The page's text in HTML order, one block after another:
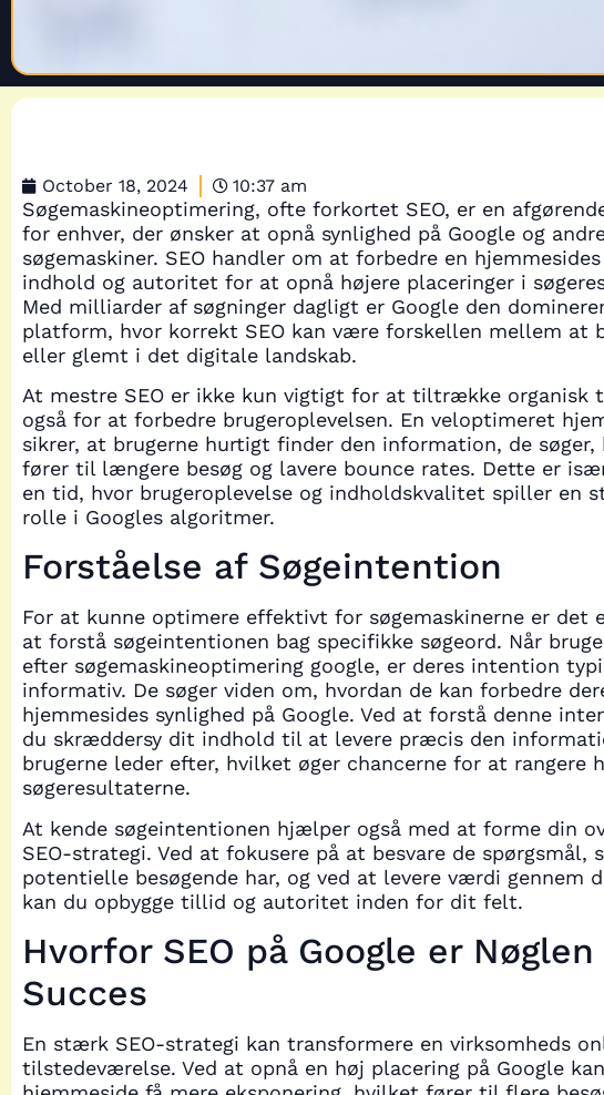
October 18, 2024 10:37 am
Søgemaskineoptimering, ofte forkortet SEO, er en
for enhver, der ønsker at opnå synlighed på Google og
søgemaskiner. SEO handler om at forbedre en
indhold og autoritet for at opnå højere placeringer i
Med milliarder af søgninger dagligt er Google den
platform, hvor korrekt SEO kan være forskellen mellem at
eller glemt i det digitale landskab.
At mestre SEO er ikke kun vigtigt for at tiltrække organisk
også for at forbedre brugeroplevelsen. En veloptimeret
sikrer, at brugerne hurtigt finder den information, de søger,
fører til længere besøg og lavere bounce rates. Dette er
en tid, hvor brugeroplevelse og indholdskvalitet spiller en
rolle i Googles algoritmer.
Forståelse af Søgeintention
For at kunne optimere effektivt for søgemaskinerne er det
at forstå søgeintentionen bag specifikke søgeord. Når
efter søgemaskineoptimering google, er deres intention
informativ. De søger viden om, hvordan de kan forbedre
hjemmesides synlighed på Google. Ved at forstå denne
du skræddersy dit indhold til at levere præcis den
brugerne leder efter, hvilket øger chancerne for at rangere
søgeresultaterne.
At kende søgeintentionen hjælper også med at forme din
SEO-strategi. Ved at fokusere på at besvare de spørgsmål,
potentielle besøgende har, og ved at levere værdi gennem
kan du opbygge tillid og autoritet inden for dit felt.
Hvorfor SEO på Google er
Succes
En stærk SEO-strategi kan transformere en virksomheds
tilstedeværelse. Ved at opnå en høj placering på Google